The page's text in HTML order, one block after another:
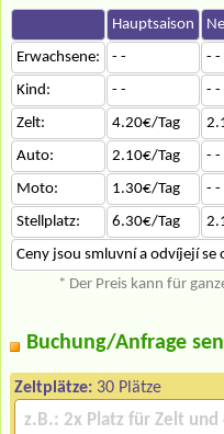
Hauptsaison
Erwachsene:
- - - -
Kind:
- - - -
Zelt:
4.20€/Tag
Auto:
2.10€/Tag - -
Moto:
1.30€/Tag - -
Stellplatz:
6.30€/Tag
Ceny jsou smluvní a odvíjejí se
* Der Preis kann für
Buchung/Anfrage
Zeltplätze: 30 Plätze